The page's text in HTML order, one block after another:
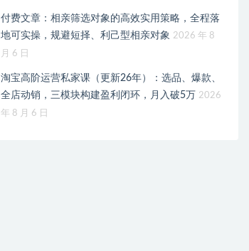
付费文章：相亲筛选对象的高效实用策略，全程落
地可实操，规避短择、利己型相亲对象 2026 年 8
月 6 日
淘宝高阶运营私家课（更新26年）：选品、爆款、
全店动销，三模块构建盈利闭环，月入破5万 2026
年 8 月 6 日